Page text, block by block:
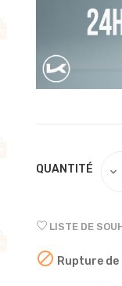
QUANTITÉ
LISTE DE
 Rupture